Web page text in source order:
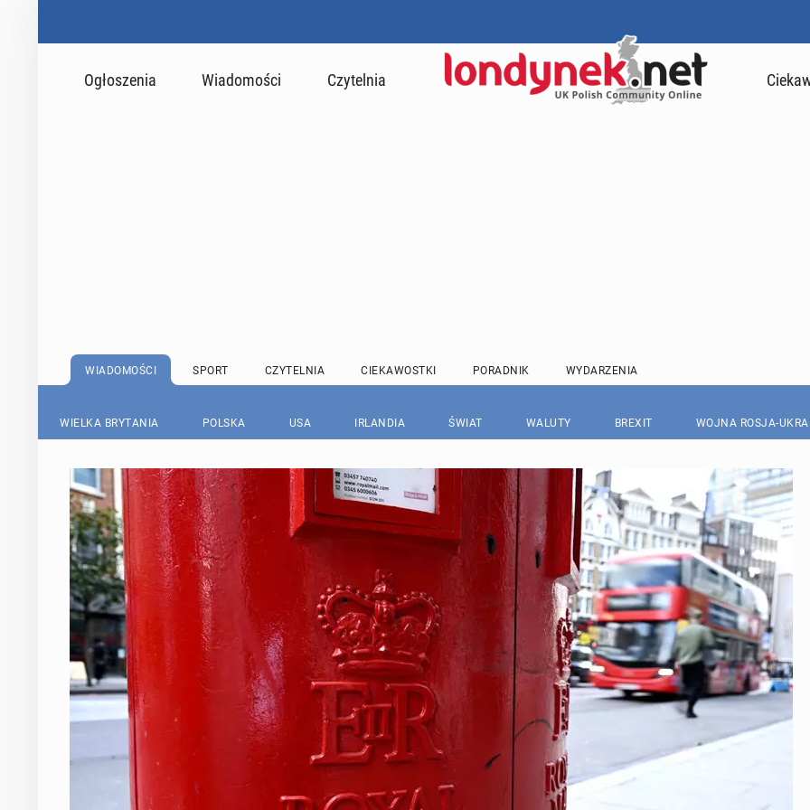
Ogłoszenia Wiadomości Czytelnia
WIADOMOŚCI SPORT CZYTELNIA CIEKAWOSTKI PORADNIK WYDARZENIA
WIELKA BRYTANIA POLSKA USA IRLANDIA ŚWIAT WALUTY BREXIT WOJNA ROSJA-